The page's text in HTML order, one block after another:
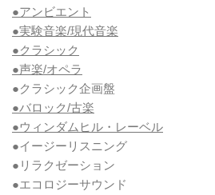
●アンビエント
●実験音楽/現代音楽
●クラシック
●声楽/オペラ
●クラシック企画盤
●バロック/古楽
●ウィンダムヒル・レーベル
●イージーリスニング
●リラクゼーション
●エコロジーサウンド